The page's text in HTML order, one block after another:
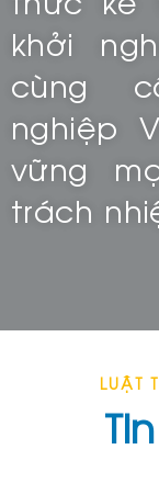
khởi
cùng
nghiệp
vững
trách
LUẬT